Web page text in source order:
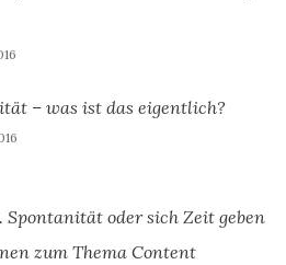
– was ist das eigentlich?
Spontanität oder sich Zeit geben
zum Thema Content